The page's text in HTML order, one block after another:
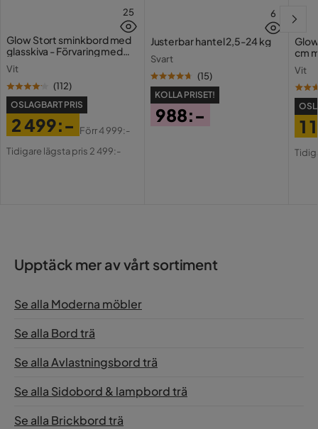
Funktion På hjul
Form Rektangulär
Färgnamn
25
Glow Stort sminkbord med
glasskiva - Förvaring med
Vit
(112)
OSLAGBART PRIS
Pris
2 499:-
Original
Förr4 999:-
Tidigare lägsta pris 2 499:-
6
Justerbar hantel 2,5-24 kg
Svart
(15)
KOLLA PRISET!
988:-
cm
Vit
1
Upptäck mer av vårt sortiment
Se alla Moderna möbler
Se alla Bord trä
Se alla Avlastningsbord trä
Se alla Sidobord & lampbord trä
Se alla Brickbord trä